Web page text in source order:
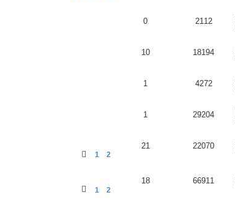
0 2112
10 18194
1 4272
1 29204
1 2
21 22070
1 2
18 66911